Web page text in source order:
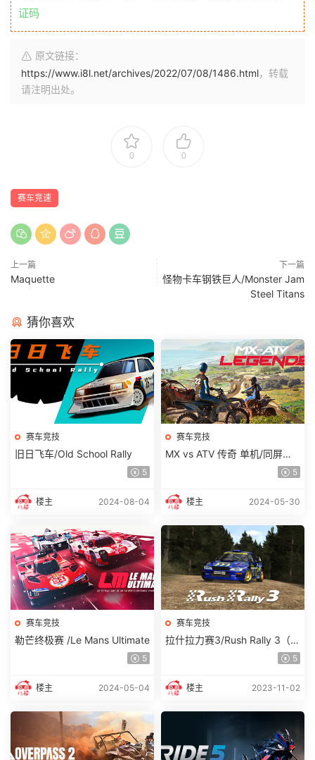
证码
原文链接：
https://www.i8l.net/archives/2022/07/08/1486.html，转载
请注明出处。
0 0
赛车竞速
上一篇
Maquette
下一篇
怪物卡车钢铁巨人/Monster Jam
Steel Titans
猜你喜欢
赛车竞技
旧日飞车/Old School Rally
5
楼主 2024-08-04
赛车竞技
MX vs ATV 传奇 单机/同屏双
5
楼主 2024-05-30
赛车竞技
勒芒终极赛 /Le Mans Ultimate
5
楼主 2024-05-04
赛车竞技
拉什拉力赛3/Rush Rally 3（v
5
楼主 2023-11-02